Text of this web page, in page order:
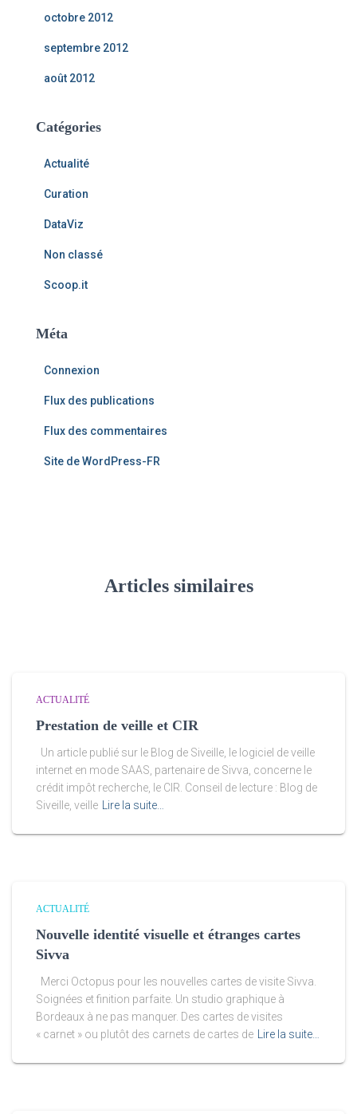
octobre 2012
septembre 2012
août 2012
Catégories
Actualité
Curation
DataViz
Non classé
Scoop.it
Méta
Connexion
Flux des publications
Flux des commentaires
Site de WordPress-FR
Articles similaires
ACTUALITÉ
Prestation de veille et CIR
Un article publié sur le Blog de Siveille, le logiciel de veille
internet en mode SAAS, partenaire de Sivva, concerne le
crédit impôt recherche, le CIR. Conseil de lecture : Blog de
Siveille, veille
Lire la suite…
ACTUALITÉ
Nouvelle identité visuelle et étranges cartes
Sivva
Merci Octopus pour les nouvelles cartes de visite Sivva.
Soignées et finition parfaite. Un studio graphique à
Bordeaux à ne pas manquer. Des cartes de visites
« carnet » ou plutôt des carnets de cartes de
Lire la suite…